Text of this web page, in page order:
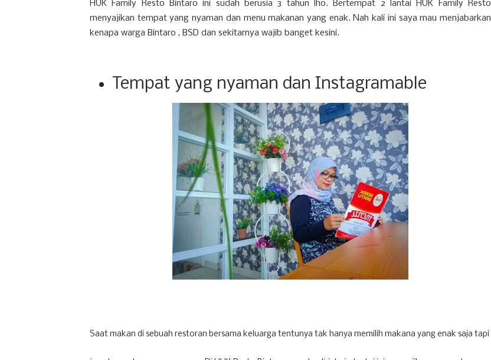
HUK Family Resto Bintaro ini sudah berusia 3 tahun lho. Bertempat 2 lantai HUK Family Resto
menyajikan tempat yang nyaman dan menu makanan yang enak. Nah kali ini saya mau menjabarkan
kenapa warga Bintaro , BSD dan sekitarnya wajib banget kesini.
Tempat yang nyaman dan Instagramable
Saat makan di sebuah restoran bersama keluarga tentunya tak hanya memilih makana yang enak saja tapi